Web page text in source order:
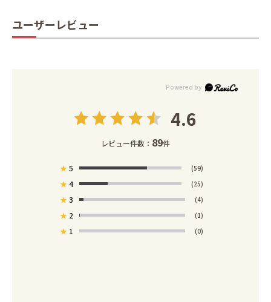
ユーザーレビュー
4.6
レビュー件数： 89件
★5 (59)
★4 (25)
★3 (4)
★ 2 (1)
★ 1 (0)